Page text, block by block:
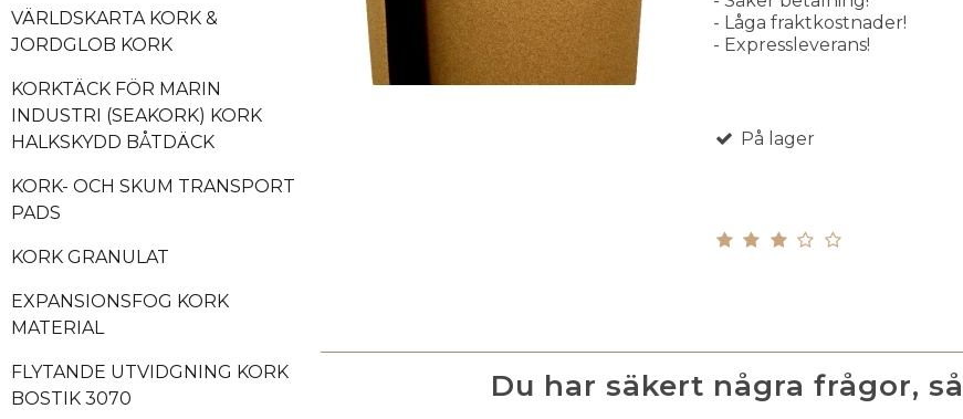
VÄRLDSKARTA KORK &
JORDGLOB KORK
KORKTÄCK FÖR MARIN
INDUSTRI (SEAKORK) KORK
HALKSKYDD BÅTDÄCK
KORK- OCH SKUM TRANSPORT
PADS
KORK GRANULAT
EXPANSIONSFOG KORK
MATERIAL
FLYTANDE UTVIDGNING KORK
BOSTIK 3070
- Låga fraktkostnader!
- Expressleverans!
På lager
Du har säkert några frågor,